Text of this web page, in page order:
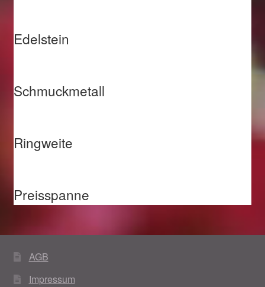
Edelstein
Schmuckmetall
Ringweite
Preisspanne
AGB
Impressum